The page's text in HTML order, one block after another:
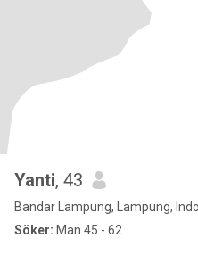
Yanti, 43
Bandar Lampung, Lampung,
Söker: Man 45 - 62